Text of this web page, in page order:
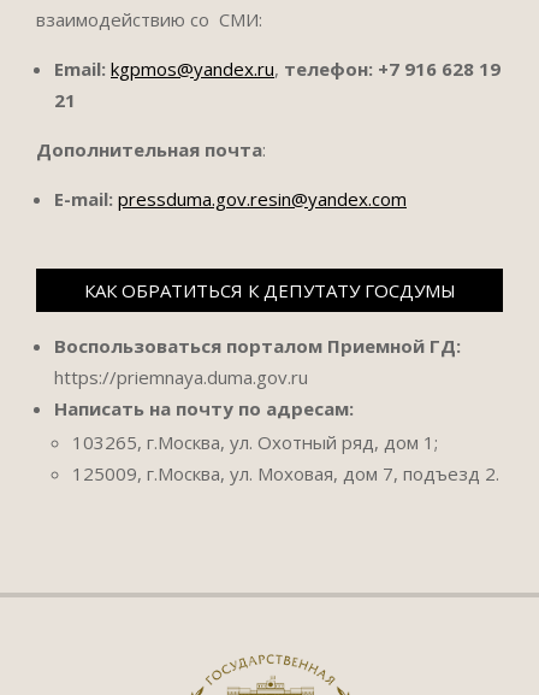
взаимодействию со СМИ:
Email: kgpmos@yandex.ru, телефон: +7 916 628 19
21
Дополнительная почта:
E-mail: pressduma.gov.resin@yandex.com
КАК ОБРАТИТЬСЯ К ДЕПУТАТУ ГОСДУМЫ
Воспользоваться порталом Приемной ГД:
https://priemnaya.duma.gov.ru
Написать на почту по адресам:
103265, г.Москва, ул. Охотный ряд, дом 1;
125009, г.Москва, ул. Моховая, дом 7, подъезд 2.